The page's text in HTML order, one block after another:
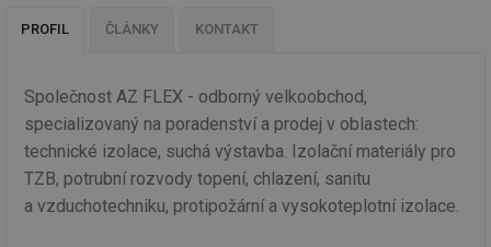
PROFIL ČLÁNKY KONTAKT
Společnost AZ FLEX - odborný velkoobchod,
specializovaný na poradenství a prodej v oblastech:
technické izolace, suchá výstavba. Izolační materiály pro
TZB, potrubní rozvody topení, chlazení, sanitu
a vzduchotechniku, protipožární a vysokoteplotní izolace.